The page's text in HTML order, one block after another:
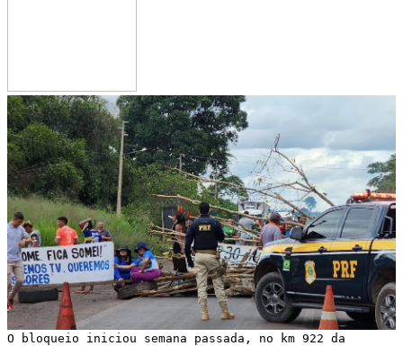
O bloqueio iniciou semana passada, no km 922 da